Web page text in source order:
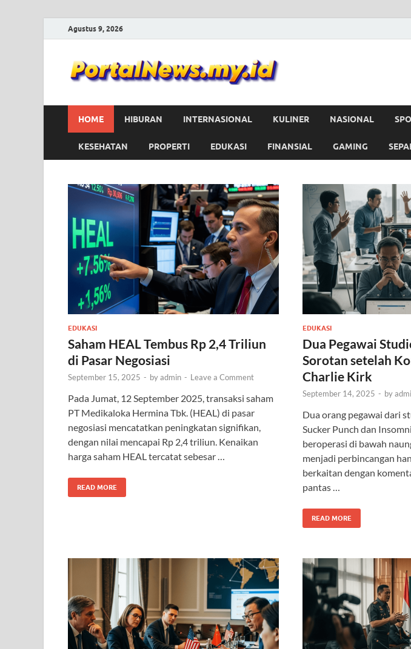
Agustus 9, 2026
HOME HIBURAN INTERNASIONAL KULINER NASIONAL
KESEHATAN PROPERTI EDUKASI FINANSIAL GAMING
EDUKASI
Saham HEAL Tembus Rp 2,4 Triliun
di Pasar Negosiasi
September 15, 2025 - byadmin - Leave a Comment
Pada Jumat, 12 September 2025, transaksi saham
PT Medikaloka Hermina Tbk. (HEAL) di pasar
negosiasi mencatatkan peningkatan signifikan,
dengan nilai mencapai Rp 2,4 triliun. Kenaikan
harga saham HEAL tercatat sebesar …
READ MORE
EDUKASI
Dua Pegawai
Sorotan setelah
Charlie Kirk
September 14, 2025 - by
Dua orang pegawai dari
Sucker Punch dan
beroperasi di bawah
menjadi perbincangan
berkaitan dengan
pantas …
READ MORE